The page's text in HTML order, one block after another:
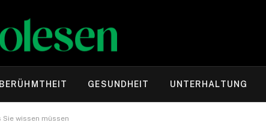
BERÜHMTHEIT GESUNDHEIT UNTERHALTUNG
wissen müssen